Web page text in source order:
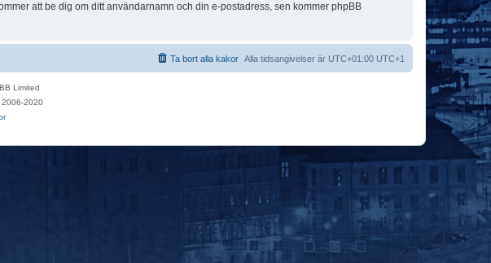
att be dig om ditt användarnamn och din e-postadress, sen kommer phpBB
Alla tidsangivelser är UTC+01:00 UTC+1
Ta bort alla kakor
Limited
2020